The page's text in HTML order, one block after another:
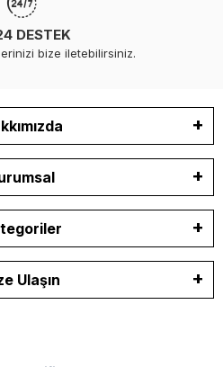
DESTEK
bize iletebilirsiniz.
Ulaşın